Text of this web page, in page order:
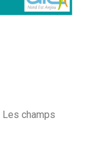
Les champs